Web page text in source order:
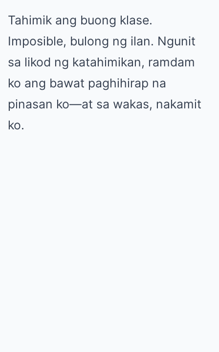
Tahimik ang buong klase.
Imposible, bulong ng ilan. Ngunit
sa likod ng katahimikan, ramdam
ko ang bawat paghihirap na
pinasan ko—at sa wakas, nakamit
ko.